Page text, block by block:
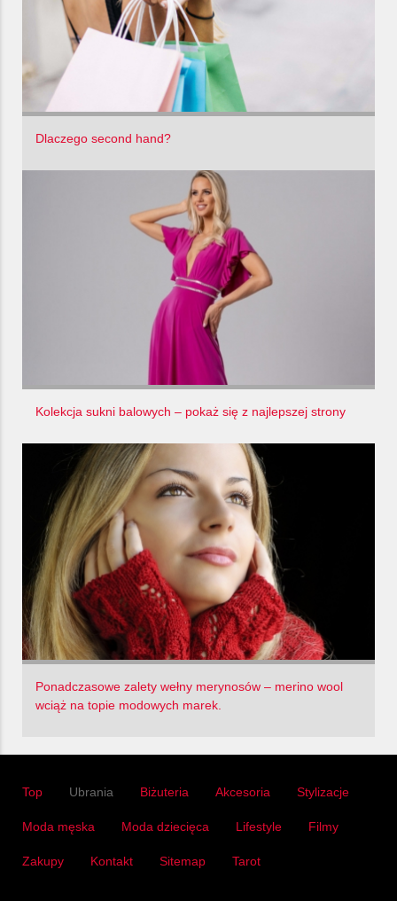
Dlaczego second hand?
Kolekcja sukni balowych – pokaż się z najlepszej strony
Ponadczasowe zalety wełny merynosów – merino wool
wciąż na topie modowych marek.
Top Ubrania Biżuteria Akcesoria Stylizacje
Moda męska Moda dziecięca Lifestyle Filmy
Zakupy Kontakt Sitemap Tarot